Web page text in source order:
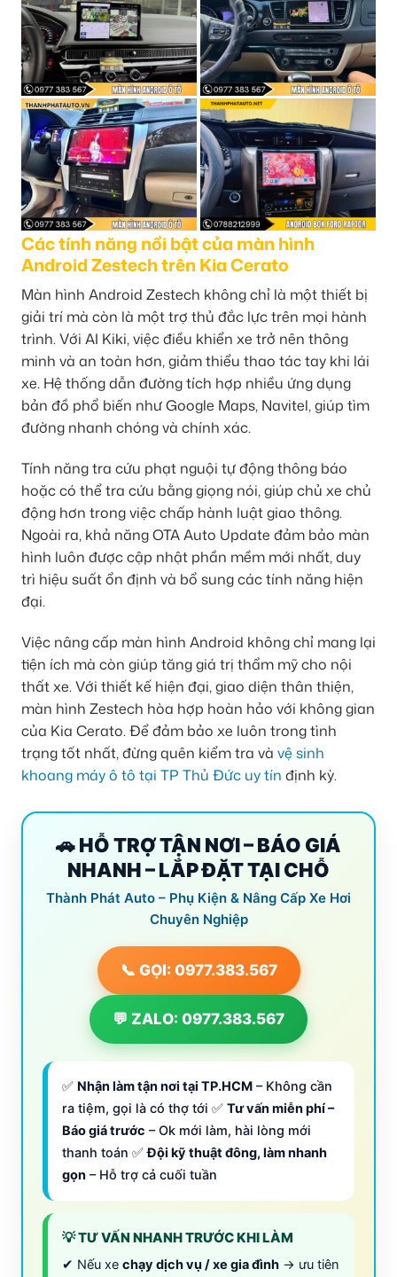
Các tính năng nổi bật của màn hình
Android Zestech trên Kia Cerato
Màn hình Android Zestech không chỉ là một thiết bị
giải trí mà còn là một trợ thủ đắc lực trên mọi hành
trình. Với AI Kiki, việc điều khiển xe trở nên thông
minh và an toàn hơn, giảm thiểu thao tác tay khi lái
xe. Hệ thống dẫn đường tích hợp nhiều ứng dụng
bản đồ phổ biến như Google Maps, Navitel, giúp tìm
đường nhanh chóng và chính xác.
Tính năng tra cứu phạt nguội tự động thông báo
hoặc có thể tra cứu bằng giọng nói, giúp chủ xe chủ
động hơn trong việc chấp hành luật giao thông.
Ngoài ra, khả năng OTA Auto Update đảm bảo màn
hình luôn được cập nhật phần mềm mới nhất, duy
trì hiệu suất ổn định và bổ sung các tính năng hiện
đại.
Việc nâng cấp màn hình Android không chỉ mang lại
tiện ích mà còn giúp tăng giá trị thẩm mỹ cho nội
thất xe. Với thiết kế hiện đại, giao diện thân thiện,
màn hình Zestech hòa hợp hoàn hảo với không gian
của Kia Cerato. Để đảm bảo xe luôn trong tình
trạng tốt nhất, đừng quên kiểm tra và vệ sinh
khoang máy ô tô tại TP Thủ Đức uy tín định kỳ.
🚗 HỖ TRỢ TẬN NƠI – BÁO GIÁ
NHANH – LẮP ĐẶT TẠI CHỖ
Thành Phát Auto – Phụ Kiện & Nâng Cấp Xe Hơi
Chuyên Nghiệp
📞 GỌI: 0977.383.567
💬 ZALO: 0977.383.567
✅ Nhận làm tận nơi tại TP.HCM – Không cần
ra tiệm, gọi là có thợ tới ✅ Tư vấn miễn phí –
Báo giá trước – Ok mới làm, hài lòng mới
thanh toán ✅Đội kỹ thuật đông, làm nhanh
gọn – Hỗ trợ cả cuối tuần
💡 TƯ VẤN NHANH TRƯỚC KHI LÀM
✔ Nếu xe chạy dịch vụ / xe gia đình → ưu tiên